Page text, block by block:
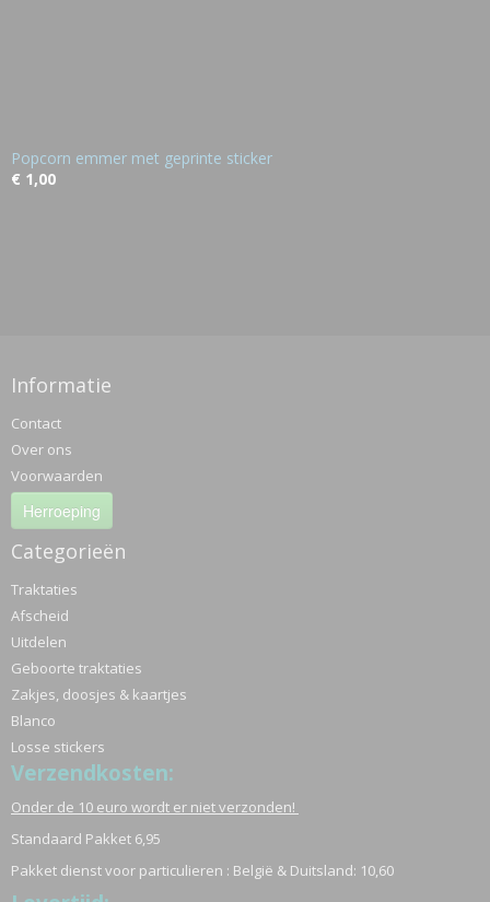
Popcorn emmer met geprinte sticker
€ 1,00
Informatie
Contact
Over ons
Voorwaarden
Herroeping
Categorieën
Traktaties
Afscheid
Uitdelen
Geboorte traktaties
Zakjes, doosjes & kaartjes
Blanco
Losse stickers
Verzendkosten:
Onder de 10 euro wordt er niet verzonden!
Standaard Pakket 6,95
Pakket dienst voor particulieren : België & Duitsland: 10,60